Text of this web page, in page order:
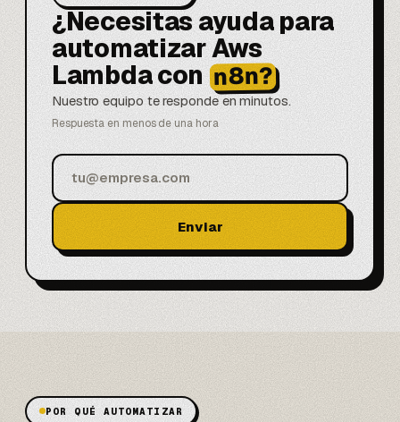
¿Necesitas ayuda para
automatizar Aws
Lambda con n8n?
Nuestro equipo te responde en minutos.
Respuesta en menos de una hora
Enviar
POR QUÉ AUTOMATIZAR